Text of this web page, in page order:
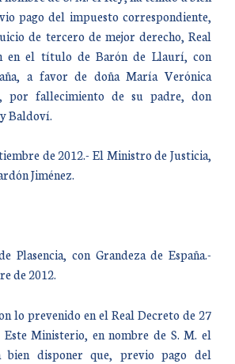
pago del impuesto correspondiente,
de tercero de mejor derecho, Real
en el título de Barón de Llaurí, con
a favor de doña María Verónica
por fallecimiento de su padre, don
Baldoví.
de 2012.- El Ministro de Justicia,
Jiménez.
Plasencia, con Grandeza de España.-
de 2012.
lo prevenido en el Real Decreto de 27
Ministerio, en nombre de S. M. el
bien disponer que, previo pago del